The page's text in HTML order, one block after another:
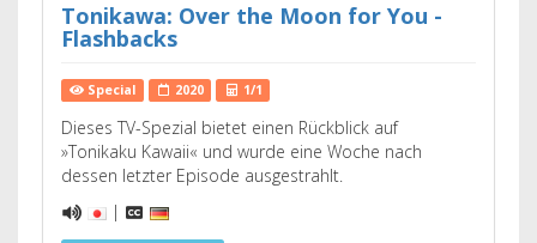
Tonikawa: Over the Moon for You -
Flashbacks
Special 2020 1/1
Dieses TV-Spezial bietet einen Rückblick auf
»Tonikaku Kawaii« und wurde eine Woche nach
dessen letzter Episode ausgestrahlt.
|